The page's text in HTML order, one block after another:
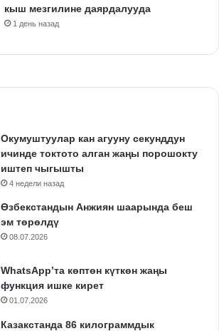
кыш мезгилине даярдалууда
1 день назад
Окумуштуулар кан агууну секунддун
ичинде токтото алган жаңы порошокту
иштеп чыгышты
4 недели назад
Өзбекстандын Анжиян шаарында беш
эм төрөлдү
08.07.2026
WhatsApp’та көптөн күткөн жаңы
функция ишке кирет
01.07.2026
Казакстанда 86 килограммдык